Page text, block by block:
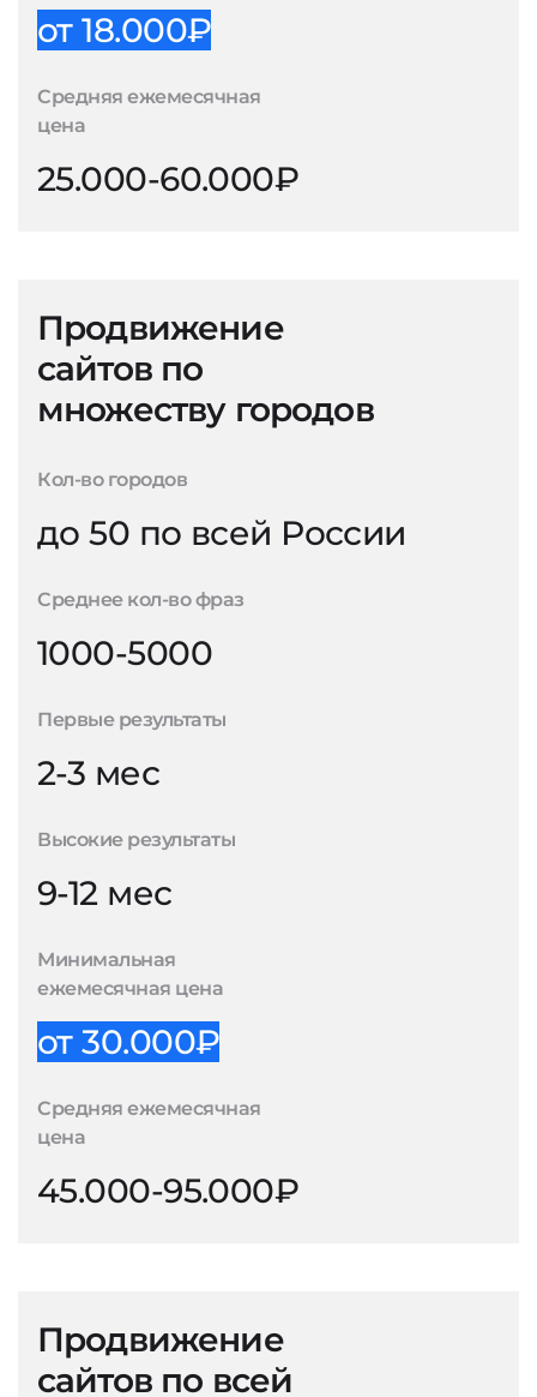
от 18.000₽
Средняя ежемесячная
цена
25.000-60.000₽
Продвижение
сайтов по
множеству городов
Кол-во городов
до 50 по всей России
Среднее кол-во фраз
1000-5000
Первые результаты
2-3 мес
Высокие результаты
9-12 мес
Минимальная
ежемесячная цена
от 30.000₽
Средняя ежемесячная
цена
45.000-95.000₽
Продвижение
сайтов по всей